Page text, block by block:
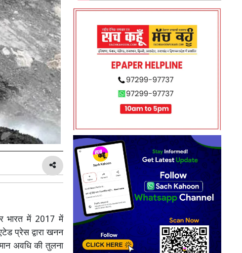
भारत में 2017 में
प्रेस द्वारा खनन
अवधि की तुलना